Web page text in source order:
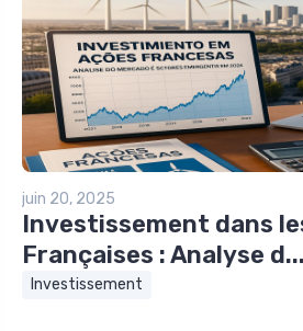
juin 20, 2025
Investissement dans
Françaises : Analyse d...
Investissement